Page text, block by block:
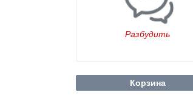
Разбудить
Корзина